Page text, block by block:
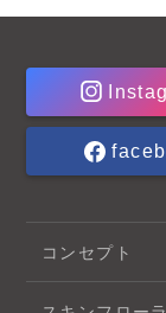
コンセプト